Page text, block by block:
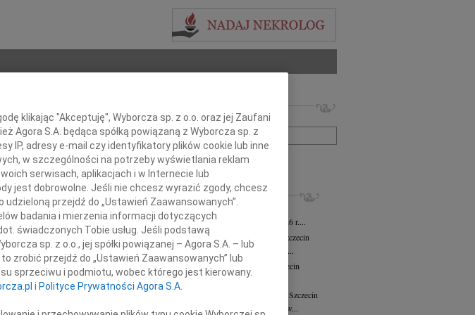
roku
Imię i nazwisko lub numer ogłoszenia:
+ szukanie zaawansowane
INNE NEKROLOGI
Bogusław Wierzbicki 03.08.2026
Z żalem zawiadamiamy, że w dniu 25.07.2026 r....
Mirosława Włodarczak-Siuda
Szczecin
Z głębokim żalem zawiadamiamy, że dnia 26...
Stanisław Strabel
wiek: 90
Szczecin
"Kto w sercach bliskich żyje, nie umiera"...
Maria Nekanda-Trepka
Szczecin
Dnia 26 kwietnia 2026 roku odeszła do nas w...
klikając "Akceptuję", Wyborcza sp. z o.o. oraz jej Zaufani
Agora S.A. będąca spółką powiązaną z Wyborcza sp. z
IP, adresy e-mail czy identyfikatory plików cookie lub inne
w szczególności na potrzeby wyświetlania reklam
serwisach, aplikacjach i w Internecie lub
jest dobrowolne. Jeśli nie chcesz wyrazić zgody, chcesz
przejdź do „Ustawień Zaawansowanych”.
badania i mierzenia informacji dotyczących
świadczonych Tobie usług. Jeśli podstawą
sp. z o.o., jej spółki powiązanej – Agora S.A. – lub
zrobić przejdź do „Ustawień Zaawansowanych” lub
sprzeciwu i podmiotu, wobec którego jest kierowany.
i Polityce Prywatności Agora S.A.